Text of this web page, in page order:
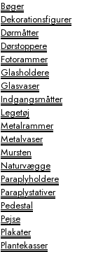
Bøger
Dekorationsfigurer
Dørmåtter
Dørstoppere
Fotorammer
Glasholdere
Glasvaser
Indgangsmåtter
Legetøj
Metalrammer
Metalvaser
Mursten
Naturvægge
Paraplyholdere
Paraplystativer
Pedestal
Pejse
Plakater
Plantekasser